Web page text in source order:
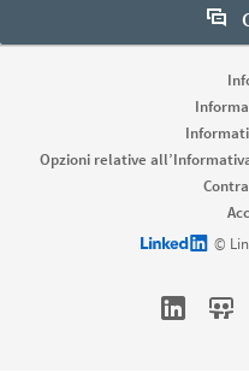
Opzioni relative
LinkedIn logo
©